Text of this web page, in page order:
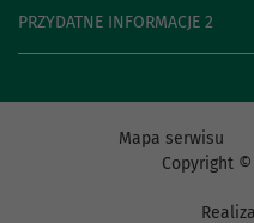
PRZYDATNE INFORMACJE 2
Mapa serwisu
Copyright ©